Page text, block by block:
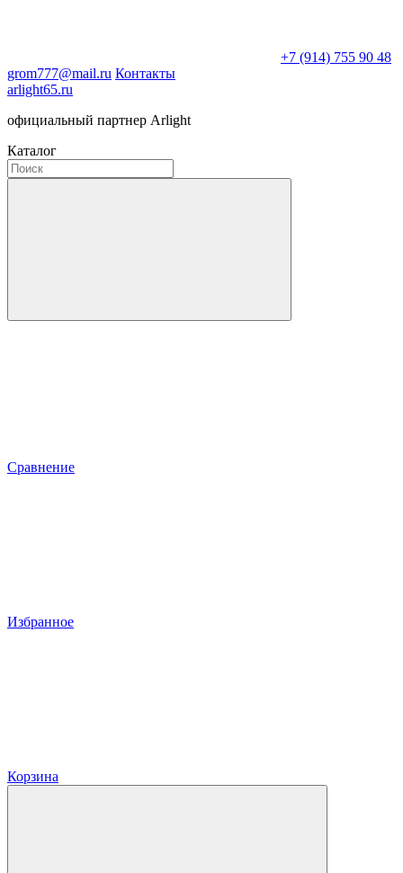
+7 (914) 755 90 48
grom777@mail.ru Контакты
arlight65.ru
официальный партнер Arlight
Каталог
Сравнение
Избранное
Корзина